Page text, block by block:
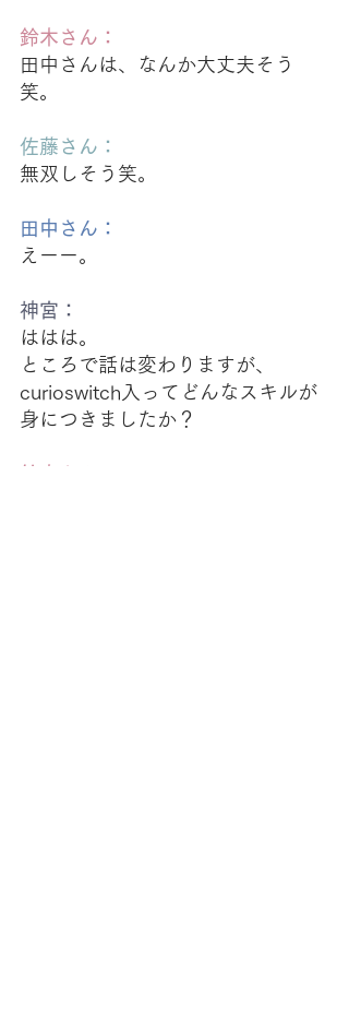
鈴木さん：
田中さんは、なんか大丈夫そう
笑。
佐藤さん：
無双しそう笑。
田中さん：
えーー。
神宮：
ははは。
ところで話は変わりますが、
curioswitch入ってどんなスキルが
身につきましたか？